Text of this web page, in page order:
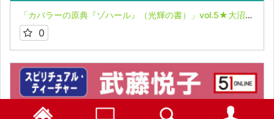
「カバラーの原典『ゾハール』（光輝の書）」vol.5★大沼忠弘
0